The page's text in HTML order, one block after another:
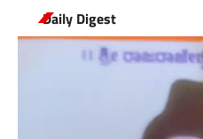
Daily Digest